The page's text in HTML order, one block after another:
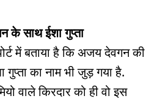
साथ ईशा गुप्ता
में बताया है कि अजय देवगन की
का नाम भी जुड़ गया है.
वाले किरदार को ही वो इस